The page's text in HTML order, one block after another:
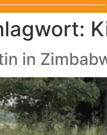
in